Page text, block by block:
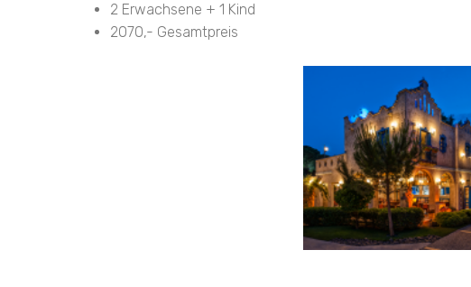
2 Erwachsene + 1 Kind
2070,- Gesamtpreis